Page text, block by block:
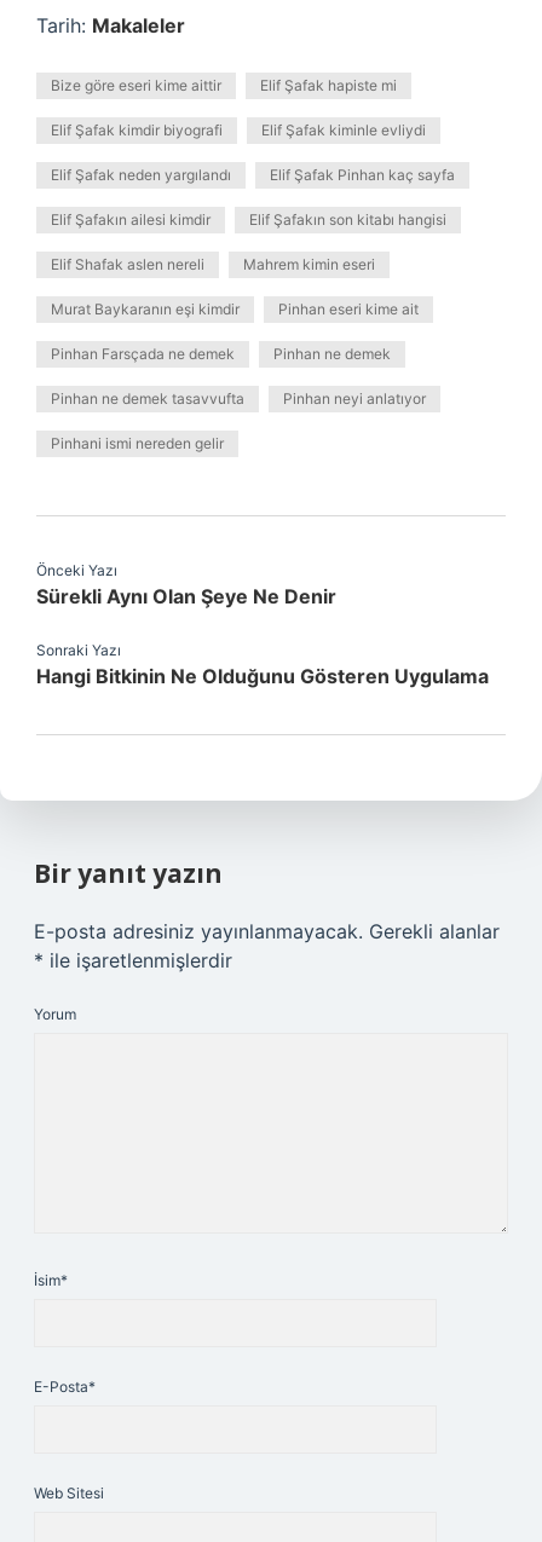
Tarih: Makaleler
Bize göre eseri kime aittir Elif Şafak hapiste mi
Elif Şafak kimdir biyografi Elif Şafak kiminle evliydi
Elif Şafak neden yargılandı Elif Şafak Pinhan kaç sayfa
Elif Şafakın ailesi kimdir Elif Şafakın son kitabı hangisi
Elif Shafak aslen nereli Mahrem kimin eseri
Murat Baykaranın eşi kimdir Pinhan eseri kime ait
Pinhan Farsçada ne demek Pinhan ne demek
Pinhan ne demek tasavvufta Pinhan neyi anlatıyor
Pinhani ismi nereden gelir
Önceki Yazı
Sürekli Aynı Olan Şeye Ne Denir
Sonraki Yazı
Hangi Bitkinin Ne Olduğunu Gösteren Uygulama
Bir yanıt yazın
E-posta adresiniz yayınlanmayacak. Gerekli alanlar
* ile işaretlenmişlerdir
Yorum
İsim*
E-Posta*
Web Sitesi